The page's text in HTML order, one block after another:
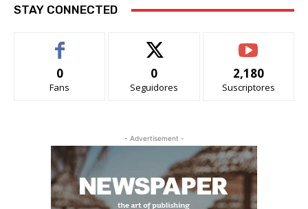
STAY CONNECTED
0
Fans
0
Seguidores
2,180
Suscriptores
- Advertisement -